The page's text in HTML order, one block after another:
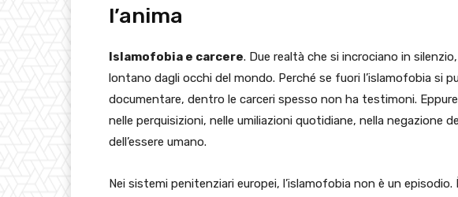
l’anima
Islamofobia e carcere. Due realtà che si incrociano in
lontano dagli occhi del mondo. Perché se fuori l’islamofobia si
documentare, dentro le carceri spesso non ha testimoni.
nelle perquisizioni, nelle umiliazioni quotidiane, nella negazione
dell’essere umano.
Nei sistemi penitenziari europei, l’islamofobia non è un